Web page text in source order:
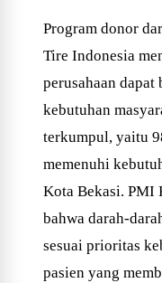
Program donor
Tire Indonesia
perusahaan dapat
kebutuhan
terkumpul, yaitu
memenuhi
Kota Bekasi. PMI
bahwa darah-
sesuai prioritas
pasien yang